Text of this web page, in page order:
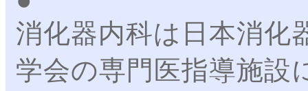
消化器内科は日本消化
学会の専門医指導施設